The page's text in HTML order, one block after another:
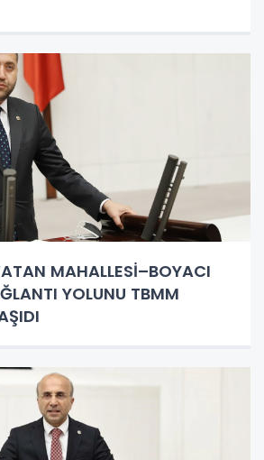
MAHALLESİ–BOYACI
YOLUNU TBMM